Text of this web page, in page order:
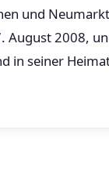
und
August 2008,
in seiner